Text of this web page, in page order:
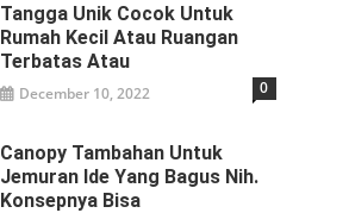
Tangga Unik Cocok Untuk
Rumah Kecil Atau Ruangan
Terbatas Atau
December 10, 2022 0
Canopy Tambahan Untuk
Jemuran Ide Yang Bagus Nih.
Konsepnya Bisa